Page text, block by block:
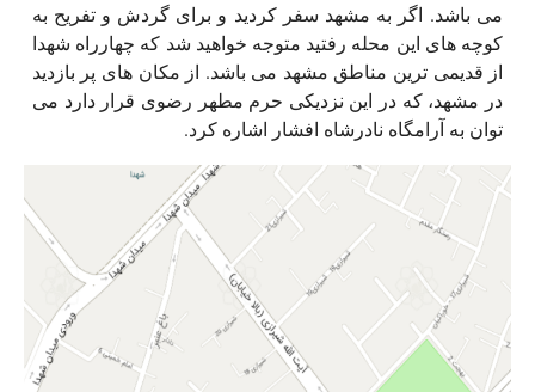
می باشد. اگر به مشهد سفر کردید و برای گردش و تفریح به
کوچه های این محله رفتید متوجه خواهید شد که چهارراه شهدا
از قدیمی ترین مناطق مشهد می باشد. از مکان های پر بازدید
در مشهد، که در این نزدیکی حرم مطهر رضوی قرار دارد می
توان به آرامگاه نادرشاه افشار اشاره کرد.